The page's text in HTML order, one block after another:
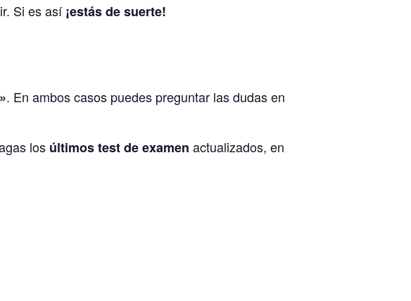
Si es así¡estás de suerte!
. En ambos casos puedes preguntar las dudas en
los últimos test de examen actualizados, en